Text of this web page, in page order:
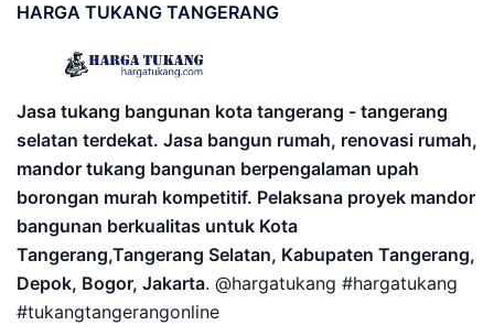
HARGA TUKANG TANGERANG
Jasa tukang bangunan kota tangerang - tangerang
selatan terdekat. Jasa bangun rumah, renovasi rumah,
mandor tukang bangunan berpengalaman upah
borongan murah kompetitif. Pelaksana proyek mandor
bangunan berkualitas untuk Kota
Tangerang,Tangerang Selatan, Kabupaten Tangerang,
Depok, Bogor, Jakarta. @hargatukang #hargatukang
#tukangtangerangonline